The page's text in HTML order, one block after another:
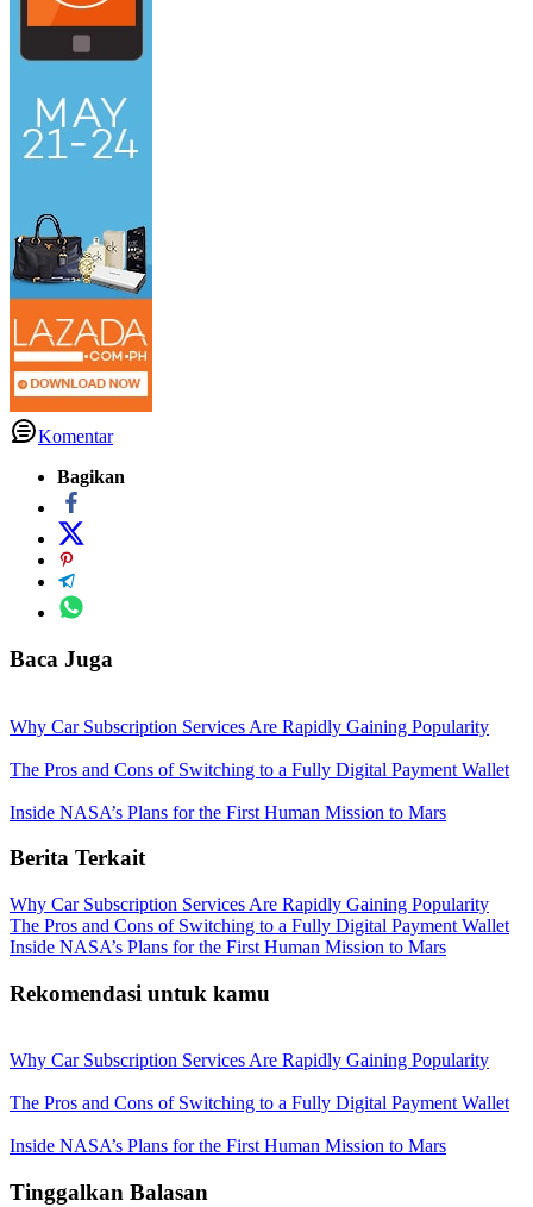
Komentar
Bagikan
Baca Juga
Why Car Subscription Services Are Rapidly Gaining Popularity
The Pros and Cons of Switching to a Fully Digital Payment Wallet
Inside NASA’s Plans for the First Human Mission to Mars
Berita Terkait
Why Car Subscription Services Are Rapidly Gaining Popularity
The Pros and Cons of Switching to a Fully Digital Payment Wallet
Inside NASA’s Plans for the First Human Mission to Mars
Rekomendasi untuk kamu
Why Car Subscription Services Are Rapidly Gaining Popularity
The Pros and Cons of Switching to a Fully Digital Payment Wallet
Inside NASA’s Plans for the First Human Mission to Mars
Tinggalkan Balasan